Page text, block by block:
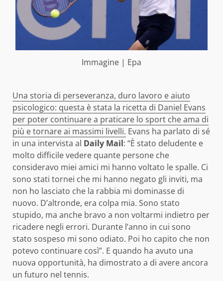
Immagine | Epa
Una storia di perseveranza, duro lavoro e aiuto
psicologico: questa è stata la ricetta di Daniel Evans
per poter continuare a praticare lo sport che ama di
più e tornare ai massimi livelli. Evans ha parlato di sé
in una intervista al Daily Mail: “È stato deludente e
molto difficile vedere quante persone che
consideravo miei amici mi hanno voltato le spalle. Ci
sono stati tornei che mi hanno negato gli inviti, ma
non ho lasciato che la rabbia mi dominasse di
nuovo. D’altronde, era colpa mia. Sono stato
stupido, ma anche bravo a non voltarmi indietro per
ricadere negli errori. Durante l’anno in cui sono
stato sospeso mi sono odiato. Poi ho capito che non
potevo continuare così”. E quando ha avuto una
nuova opportunità, ha dimostrato a di avere ancora
un futuro nel tennis.